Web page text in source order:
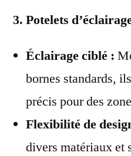
3. Potelets
Éclairage ciblé :
bornes standards,
précis pour des
Flexibilité de
divers matériaux et